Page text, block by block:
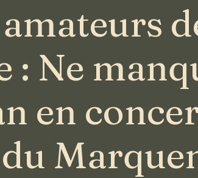
: Ne
en